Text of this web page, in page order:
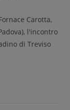
Carotta,
l'incontro
di Treviso